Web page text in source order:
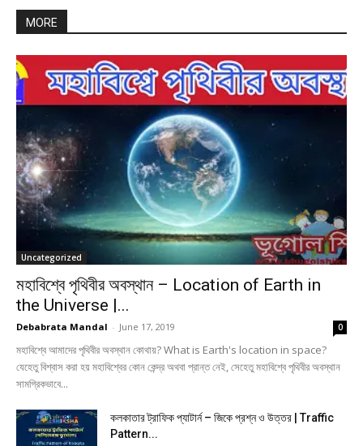
MORE
Uncategorized
মহাবিশ্বে পৃথিবীর অবস্থান – Location of Earth in
the Universe |...
Debabrata Mandal - June 17, 2019 0
মহাবিশ্বে আমাদের পৃথিবীর অবস্থান কোথায়? What is Earth's location in space?
যেহেতু বিশ্বাস করা হয় মহাবিশ্বের কোন কেন্দ্র অথবা প্রান্ত নেই, সেহেতু মহাবিশ্বে পৃথিবীর অবস্থান
সামগ্রিকভাবে...
কলকাতার ট্রাফিক প্যাটার্ন – জিকে প্রশ্ন ও উত্তর | Traffic
Pattern...